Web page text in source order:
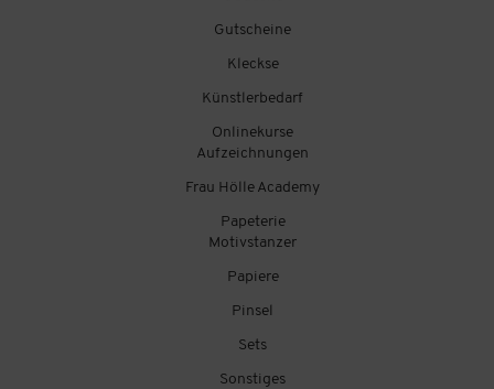
Gutscheine
Kleckse
Künstlerbedarf
Onlinekurse
Aufzeichnungen
Frau Hölle Academy
Papeterie
Motivstanzer
Papiere
Pinsel
Sets
Sonstiges